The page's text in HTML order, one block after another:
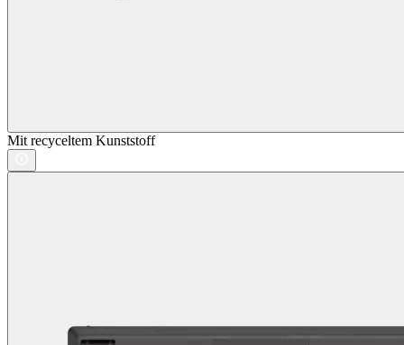
Mit recyceltem Kunststoff